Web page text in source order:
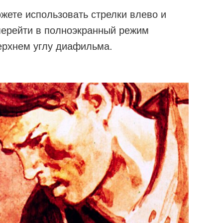
использовать стрелки влево и
в полноэкранный режим
углу диафильма.